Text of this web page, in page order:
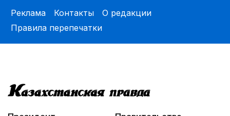
Реклама Контакты
О редакции
Правила перепечатки